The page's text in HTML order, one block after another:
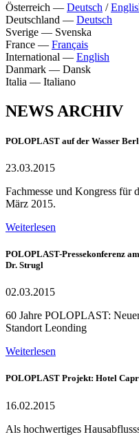
Österreich — Deutsch /
Deutschland — Deutsch
Sverige — Svenska
France — Français
International — English
Danmark — Dansk
Italia — Italiano
NEWS ARCHIV
POLOPLAST auf der Wasser
23.03.2015
Fachmesse und Kongress für
März 2015.
Weiterlesen
POLOPLAST-Pressekonferenz
Dr. Strugl
02.03.2015
60 Jahre POLOPLAST:
Standort Leonding
Weiterlesen
POLOPLAST Projekt: Hotel
16.02.2015
Als hochwertiges